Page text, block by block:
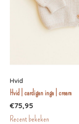
Hvid
Hvid | cardigan inga | cream
€75,95
Recent bekeken